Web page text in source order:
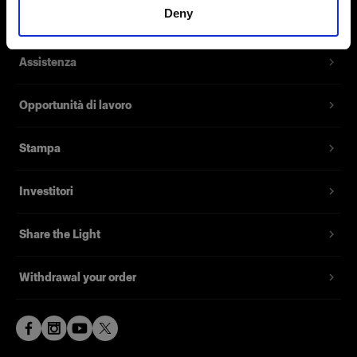
Deny
Assistenza
Opportunità di lavoro
Stampa
Investitori
Share the Light
Withdrawal your order